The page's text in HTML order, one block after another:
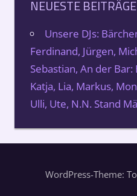
NEUESTE BEITRÄGE
Unsere DJs:
Ferdinand, Jürgen,
Sebastian, An der
Katja, Lia, Markus,
Ulli, Ute, N.N. Stand
WordPress-Theme: